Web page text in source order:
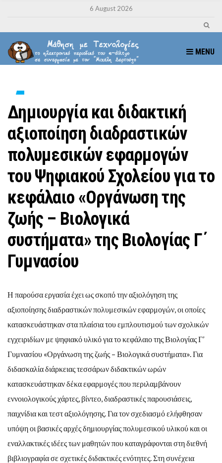
6 August 2026
MENU
Δημιουργία και διδακτική
αξιοποίηση διαδραστικών
πολυμεσικών εφαρμογών
του Ψηφιακού Σχολείου για το
κεφάλαιο «Οργάνωση της
ζωής – Βιολογικά
συστήματα» της Βιολογίας Γ΄
Γυμνασίου
Η παρούσα εργασία έχει ως σκοπό την αξιολόγηση της
αξιοποίησης διαδραστικών πολυμεσικών εφαρμογών, οι οποίες
κατασκευάστηκαν στα πλαίσια του εμπλουτισμού των σχολικών
εγχειριδίων με ψηφιακό υλικό για το κεφάλαιο της Βιολογίας Γ’
Γυμνασίου «Οργάνωση της ζωής – Βιολογικά συστήματα». Για
διδασκαλία διάρκειας τεσσάρων διδακτικών ωρών
κατασκευάστηκαν δέκα εφαρμογές που περιλαμβάνουν
εννοιολογικούς χάρτες, βίντεο, διαδραστικές παρουσιάσεις,
παιχνίδια και τεστ αξιολόγησης. Για τον σχεδιασμό ελήφθησαν
υπόψη οι βασικές αρχές δημιουργίας πολυμεσικού υλικού και οι
εναλλακτικές ιδέες των μαθητών που καταγράφονται στη διεθνή
βιβλιογραφία σε σχετικές διδακτικές ενότητες. Στη συνέχεια